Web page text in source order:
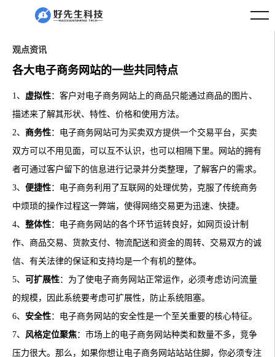
观点资讯
各大电子商务网站的一些共同特点
1、 虚拟性：客户对电子商务网站上的商品只能通过商品的图片、
描述来了解其形状、特性、价格和使用方法。
2、 商务性：电子商务网站可为买卖双方提供一个交易平台，买卖
双方可以不用见面，可以互不认识，也可以相隔下里。网站的拥有
者可通过客户留下的信息进行记录并分类整理，了解客户的需求。
3、 便捷性：电子商务利用了互联网的处理优势，克服了传统商务
中烦琐的操作过程这一弊端，使得网络交易更为迅速、快捷。
4、 整体性：电子商务网站的各个环节运转良好，如网页设计制
作、商品交易、货款支付、物流配送和资金的周转、交易双方的诚
信、有关法律的保证和支持均是一个有机的整体。
5、 可扩展性：为了使电子商务网站正常运作，必须考虑访问流量
的规模，因此系统要考虑可扩展性，防止系统阻塞。
6、 安全性：电子商务网站的安全性是一个至关重要的核心特征。
7、 风格定位聚焦：市场上的电子商务网站种类和数量不多，竞争
压力很大。那么，如果你想让电子商务网站站站住脚，你必须专注